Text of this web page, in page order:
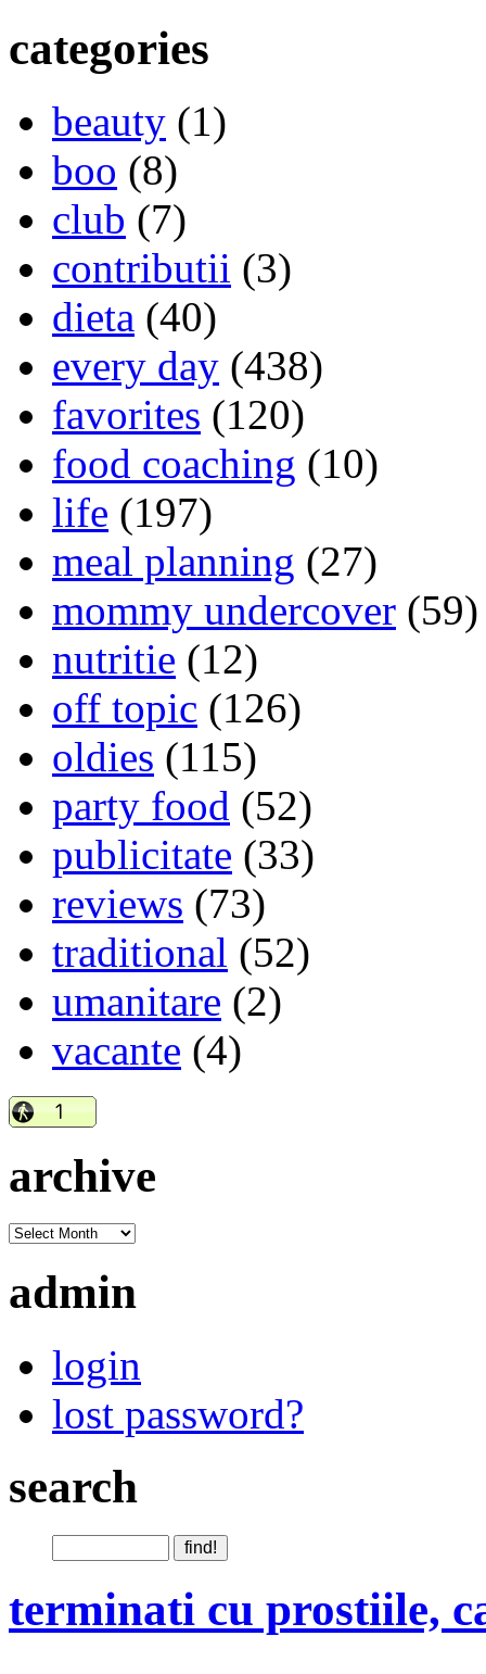
categories
beauty (1)
boo (8)
club (7)
contributii (3)
dieta (40)
every day (438)
favorites (120)
food coaching (10)
life (197)
meal planning (27)
mommy undercover (59)
nutritie (12)
off topic (126)
oldies (115)
party food (52)
publicitate (33)
reviews (73)
traditional (52)
umanitare (2)
vacante (4)
archive
admin
login
lost password?
search
terminati cu prostiile,